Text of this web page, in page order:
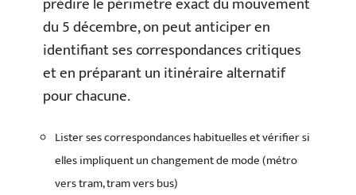
du 5 décembre, on peut anticiper en
identifiant ses correspondances critiques
et en préparant un itinéraire alternatif
pour chacune.
Lister ses correspondances habituelles et vérifier si
elles impliquent un changement de mode (métro
vers tram, tram vers bus)